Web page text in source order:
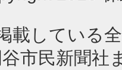
載している
市民新聞社